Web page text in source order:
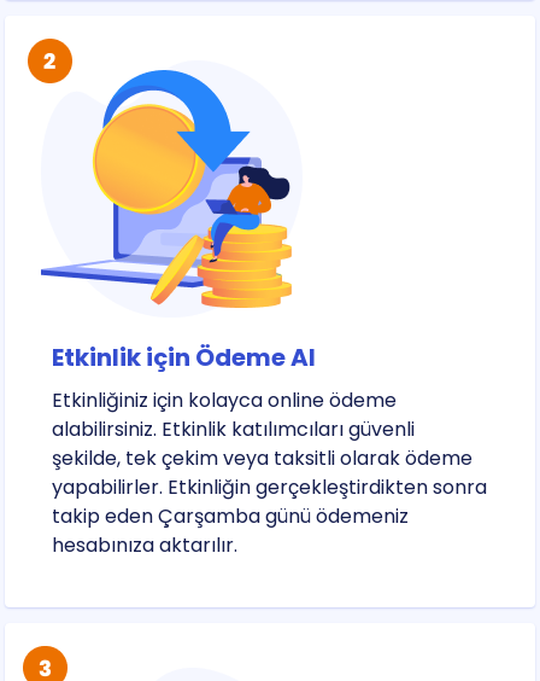
Etkinlik için Ödeme Al
Etkinliğiniz için kolayca online ödeme
alabilirsiniz. Etkinlik katılımcıları güvenli
şekilde, tek çekim veya taksitli olarak ödeme
yapabilirler. Etkinliğin gerçekleştirdikten sonra
takip eden Çarşamba günü ödemeniz
hesabınıza aktarılır.